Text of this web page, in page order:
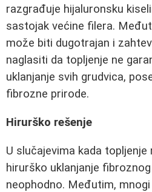
razgrađuje hijaluronsku
sastojak većine filera.
može biti dugotrajan i
naglasiti da topljenje ne
uklanjanje svih grudvica,
fibrozne prirode.
Hirurško rešenje
U slučajevima kada topljenje
hirurško uklanjanje
neophodno. Međutim,